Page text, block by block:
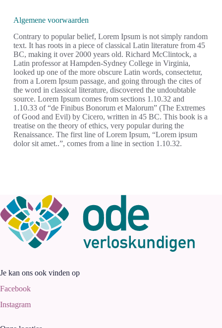
Algemene voorwaarden
Contrary to popular belief, Lorem Ipsum is not simply random
text. It has roots in a piece of classical Latin literature from 45
BC, making it over 2000 years old. Richard McClintock, a
Latin professor at Hampden-Sydney College in Virginia,
looked up one of the more obscure Latin words, consectetur,
from a Lorem Ipsum passage, and going through the cites of
the word in classical literature, discovered the undoubtable
source. Lorem Ipsum comes from sections 1.10.32 and
1.10.33 of “de Finibus Bonorum et Malorum” (The Extremes
of Good and Evil) by Cicero, written in 45 BC. This book is a
treatise on the theory of ethics, very popular during the
Renaissance. The first line of Lorem Ipsum, “Lorem ipsum
dolor sit amet..”, comes from a line in section 1.10.32.
Je kan ons ook vinden op
Facebook
Instagram